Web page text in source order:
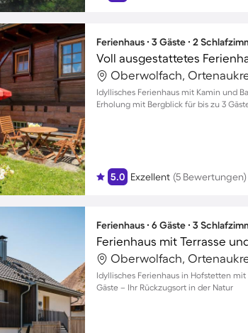
Ferienhaus ∙ 3 Gäste ∙ 2
Oberwolfach,
Idyllisches Ferienhaus mit Kamin und
Erholung mit Bergblick für bis zu 3
5.0 Exzellent (5 Bewertungen)
Ferienhaus ∙ 6 Gäste ∙ 3
Ferienhaus mit Terrasse
Oberwolfach,
Idyllisches Ferienhaus in Hofstetten
Gäste – Ihr Rückzugsort in der Natur